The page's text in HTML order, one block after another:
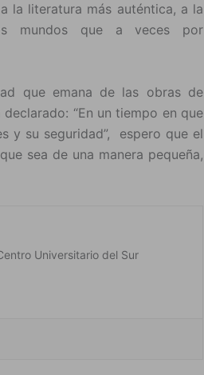
la literatura más auténtica, a la
mundos que a veces por
que emana de las obras de
“En un tiempo en que
y su seguridad”, espero que el
sea de una manera pequeña,
Universitario del Sur